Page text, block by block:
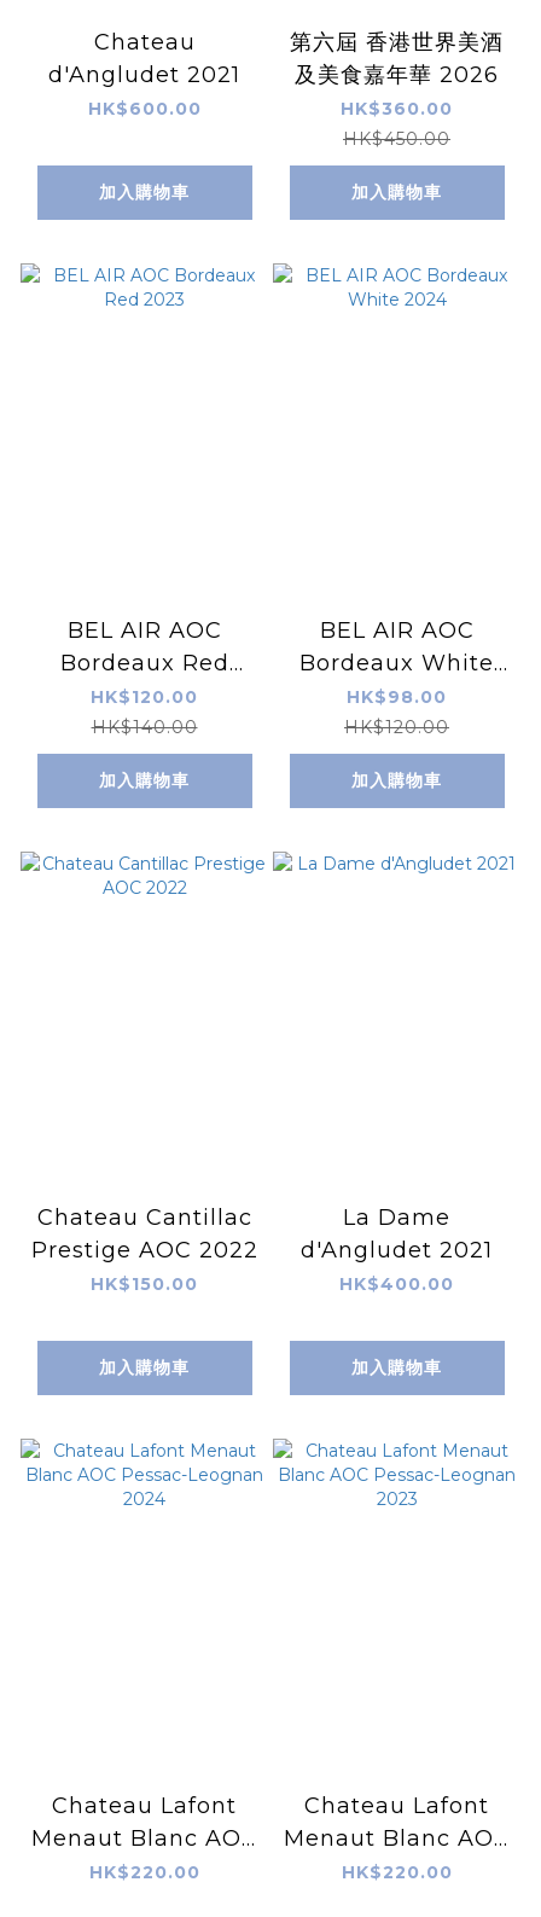
Chateau
d'Angludet 2021
HK$600.00
加入購物車
第六屆 香港世界美酒
及美食嘉年華 2026
HK$360.00
HK$450.00
加入購物車
BEL AIR AOC
Bordeaux Red
2023
HK$120.00
HK$140.00
加入購物車
BEL AIR AOC
Bordeaux White
2024
HK$98.00
HK$120.00
加入購物車
Chateau Cantillac
Prestige AOC 2022
HK$150.00
加入購物車
La Dame
d'Angludet 2021
HK$400.00
加入購物車
Chateau Lafont
Menaut Blanc AOC
Pessac-Leognan
HK$220.00
Chateau Lafont
Menaut Blanc AOC
Pessac-Leognan
HK$220.00